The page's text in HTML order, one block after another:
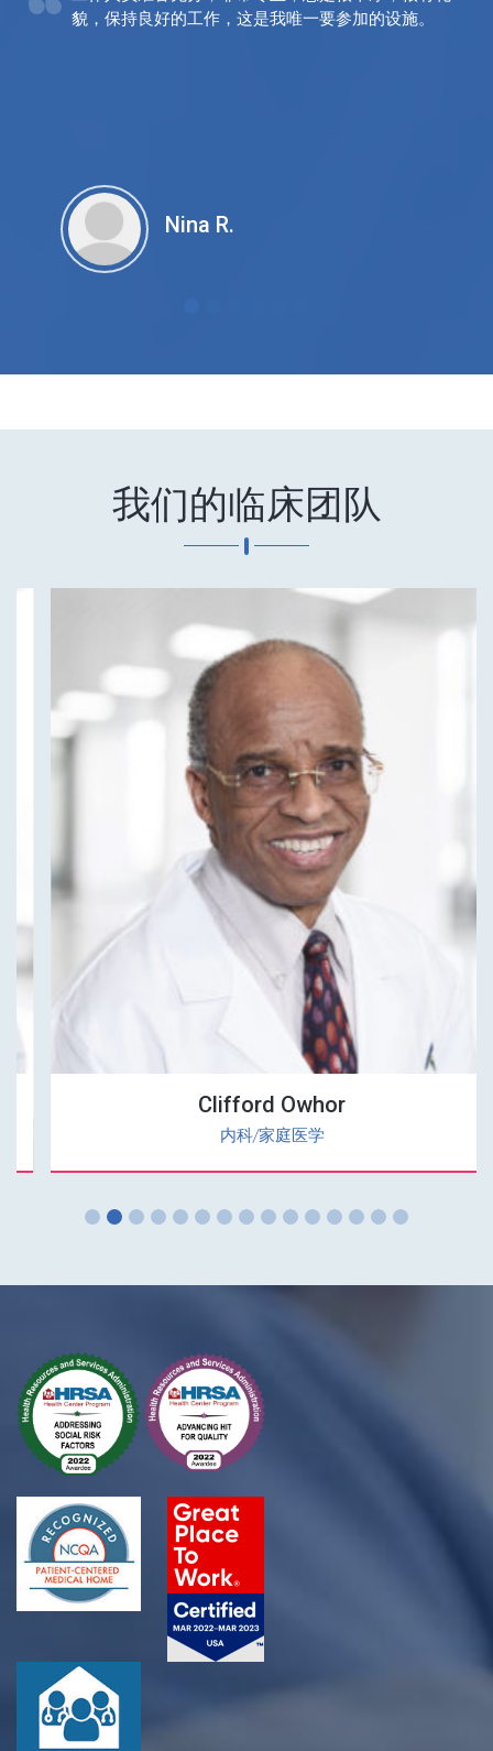
貌，保持良好的工作，这是我唯一要参加的设施。
Nina R.
我们的临床团队
Clifford Owhor
内科/家庭医学